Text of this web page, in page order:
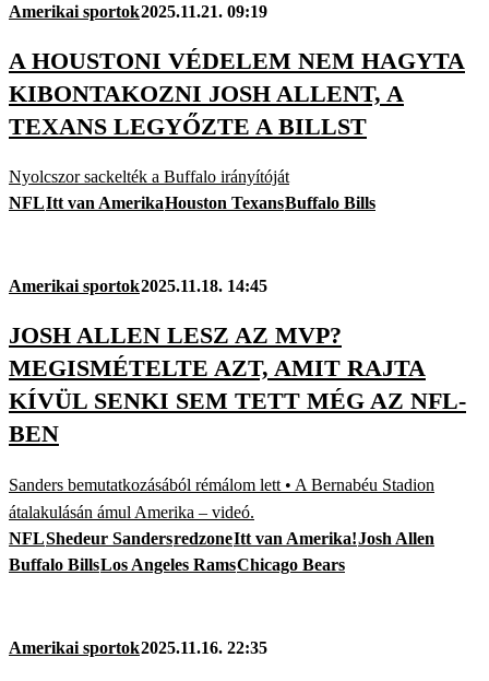
Amerikai sportok2025.11.21. 09:19
A HOUSTONI VÉDELEM NEM HAGYTA
KIBONTAKOZNI JOSH ALLENT, A
TEXANS LEGYŐZTE A BILLST
Nyolcszor sackelték a Buffalo irányítóját
NFLItt van AmerikaHouston TexansBuffalo Bills
Amerikai sportok2025.11.18. 14:45
JOSH ALLEN LESZ AZ MVP?
MEGISMÉTELTE AZT, AMIT RAJTA
KÍVÜL SENKI SEM TETT MÉG AZ NFL-
BEN
Sanders bemutatkozásából rémálom lett • A Bernabéu Stadion
átalakulásán ámul Amerika – videó.
NFLShedeur SandersredzoneItt van Amerika!Josh Allen
Buffalo BillsLos Angeles RamsChicago Bears
Amerikai sportok2025.11.16. 22:35